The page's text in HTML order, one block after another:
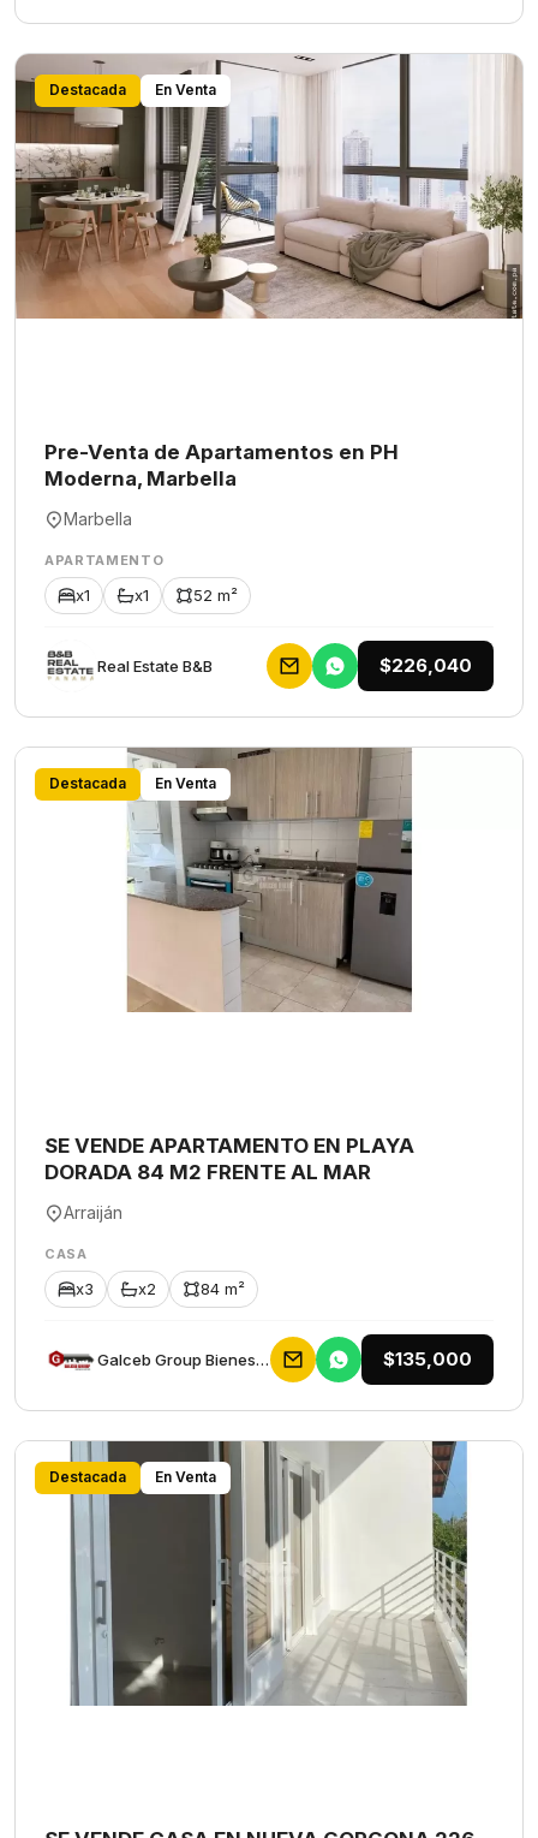
Destacada En Venta
Pre-Venta de Apartamentos en PH
Moderna, Marbella
Marbella
APARTAMENTO
x1 x1 52 m²
Rеаl Еstаtе В&В $226,040
Destacada En Venta
SE VENDE APARTAMENTO EN PLAYA
DORADA 84 M2 FRENTE AL MAR
Arraiján
CASA
x3 x2 84 m²
Galceb Group Bienes Raices $135,000
Destacada En Venta